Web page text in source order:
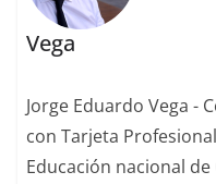
Vega
Jorge Eduardo Vega -
con Tarjeta
Educación nacional